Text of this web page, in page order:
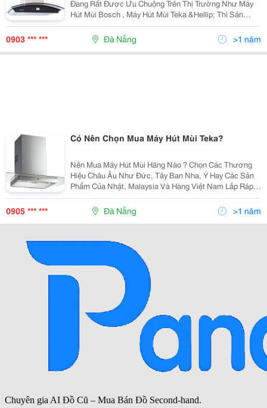
Đang Rất Được Ưu Chuộng Trên Thị Trường Như Máy
Hút Mùi Bosch , Máy Hút Mùi Teka &Hellip; Thì Sản
Phẩm Hút Khử Mùi Của Taka Cũng Đang Được Nhiều
Chị Em Nội Trợ Việt Nam Tin Tưởng Và Sử Dụng. Taka
0903 *** *** Đà Nẵng >1 năm
Có Nên Chọn Mua Máy Hút Mùi Teka?
Nên Mua Máy Hút Mùi Hãng Nào ? Chọn Các Thương
Hiệu Châu Âu Như Đức, Tây Ban Nha, Ý Hay Các Sản
Phẩm Của Nhật, Malaysia Và Hàng Việt Nam Lắp Ráp?
Vâng, Thế Giới Máy Hút Mùi Có Vô Vàng Kiểu Dáng,
Thương Hiệu Và Giá Cả Khác Nhau Như Thế Nên Sẽ
Gây Khôn
0905 *** *** Đà Nẵng >1 năm